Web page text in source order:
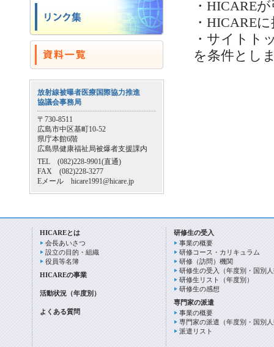
放射線被曝者医療国際協力推進
協議会事務局
〒730-8511
広島市中区基町10-52
県庁本館6階
広島県健康福祉局被爆者支援課内
TEL (082)228-9901(直通)
FAX (082)228-3277
Eメール hicare1991@hicare.jp
・HICARE
・HICARE
・サイトト
を条件とし
HICAREとは
会長あいさつ
設立の目的・組織
役員等名簿
HICAREの事業
活動状況（年度別）
よくある質問
研修生の受入
事業の概要
研修コース・カリキュラム
研修（訪問）機関
研修生の受入（年度別・国別
研修生リスト（年度別）
研修生の感想
専門家の派遣
事業の概要
専門家の派遣（年度別・国別
派遣リスト